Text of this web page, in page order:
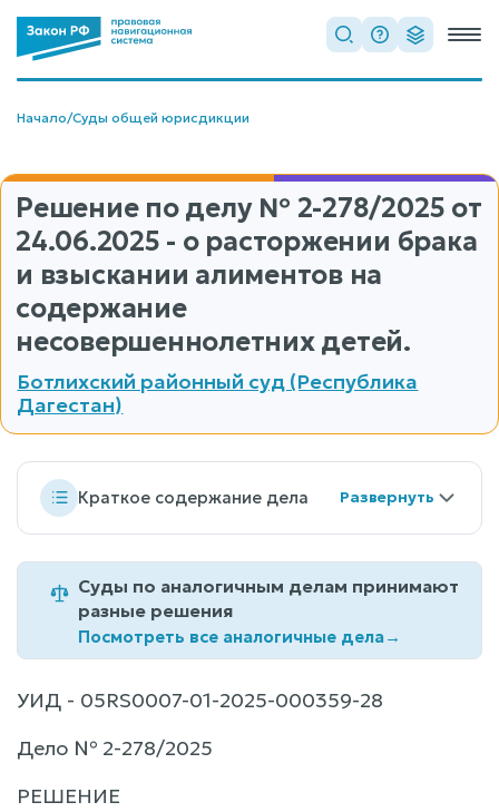
Начало/Суды общей юрисдикции
Решение по делу № 2-278/2025 от
24.06.2025 - о расторжении брака
и взыскании алиментов на
содержание
несовершеннолетних детей.
Ботлихский районный суд (Республика
Дагестан)
Краткое содержание дела
Суды по аналогичным делам принимают
разные решения
Посмотреть все аналогичные дела→
УИД - 05RS0007-01-2025-000359-28
Дело № 2-278/2025
РЕШЕНИЕ